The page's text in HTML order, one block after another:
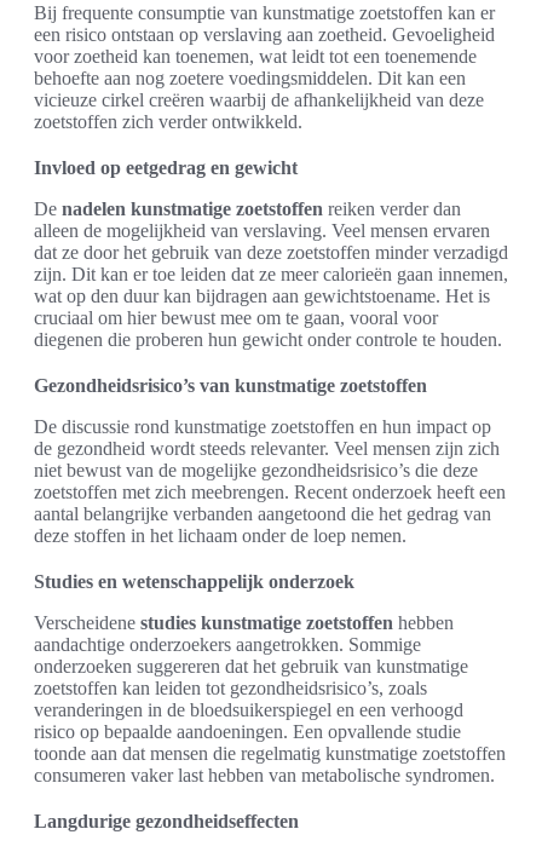
Bij frequente consumptie van kunstmatige zoetstoffen kan er
een risico ontstaan op verslaving aan zoetheid. Gevoeligheid
voor zoetheid kan toenemen, wat leidt tot een toenemende
behoefte aan nog zoetere voedingsmiddelen. Dit kan een
vicieuze cirkel creëren waarbij de afhankelijkheid van deze
zoetstoffen zich verder ontwikkeld.
Invloed op eetgedrag en gewicht
De nadelen kunstmatige zoetstoffen reiken verder dan
alleen de mogelijkheid van verslaving. Veel mensen ervaren
dat ze door het gebruik van deze zoetstoffen minder verzadigd
zijn. Dit kan er toe leiden dat ze meer calorieën gaan innemen,
wat op den duur kan bijdragen aan gewichtstoename. Het is
cruciaal om hier bewust mee om te gaan, vooral voor
diegenen die proberen hun gewicht onder controle te houden.
Gezondheidsrisico’s van kunstmatige zoetstoffen
De discussie rond kunstmatige zoetstoffen en hun impact op
de gezondheid wordt steeds relevanter. Veel mensen zijn zich
niet bewust van de mogelijke gezondheidsrisico’s die deze
zoetstoffen met zich meebrengen. Recent onderzoek heeft een
aantal belangrijke verbanden aangetoond die het gedrag van
deze stoffen in het lichaam onder de loep nemen.
Studies en wetenschappelijk onderzoek
Verscheidene studies kunstmatige zoetstoffen hebben
aandachtige onderzoekers aangetrokken. Sommige
onderzoeken suggereren dat het gebruik van kunstmatige
zoetstoffen kan leiden tot gezondheidsrisico’s, zoals
veranderingen in de bloedsuikerspiegel en een verhoogd
risico op bepaalde aandoeningen. Een opvallende studie
toonde aan dat mensen die regelmatig kunstmatige zoetstoffen
consumeren vaker last hebben van metabolische syndromen.
Langdurige gezondheidseffecten